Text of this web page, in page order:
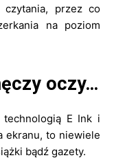
przez co
na poziom
oczy…
E Ink i
ekranu, to niewiele
bądź gazety.